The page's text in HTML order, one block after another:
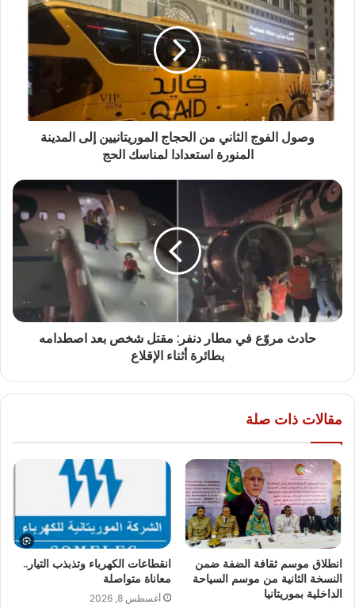
وصول الفوج الثاني من الحجاج الموريتانيين إلى المدينة
المنورة استعدادا لمناسك الحج
حادث مروّع في مطار دنفر: مقتل شخص بعد اصطدامه
بطائرة أثناء الإقلاع
مقالات ذات صلة
انطلاق موسم ثقافة الضفة ضمن
النسخة الثانية من موسم السياحة
الداخلية بموريتانيا
انقطاعات الكهرباء وتذبذب التيار..
معاناة متواصلة
أغسطس 8, 2026